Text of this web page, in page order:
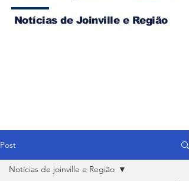
Notícias de Joinville e Região
Post
Notícias de joinville e Região